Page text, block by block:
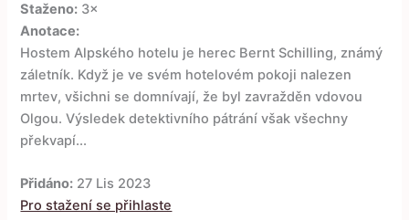
Staženo: 3×
Anotace:
Hostem Alpského hotelu je herec Bernt Schilling, známý
záletník. Když je ve svém hotelovém pokoji nalezen
mrtev, všichni se domnívají, že byl zavražděn vdovou
Olgou. Výsledek detektivního pátrání však všechny
překvapí...
Přidáno: 27 Lis 2023
Pro stažení se přihlaste